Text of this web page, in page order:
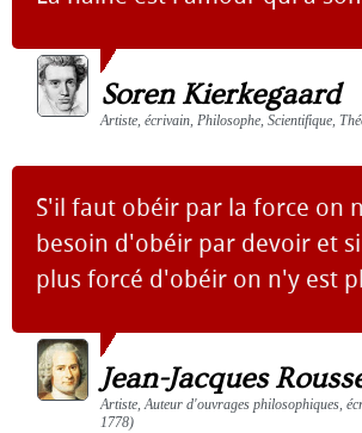
Soren Kierkegaard
Artiste, écrivain, Philosophe, Scientifique,
S'il faut obéir par la force on
besoin d'obéir par devoir et
plus forcé d'obéir on n'y est
Jean-Jacques
Artiste, Auteur d'ouvrages philosophiques,
1778)